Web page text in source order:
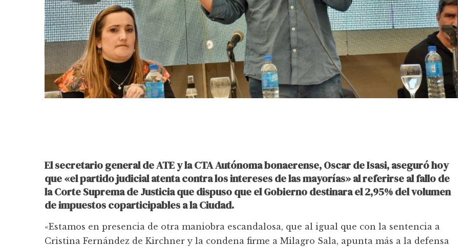
El secretario general de ATE y la CTA Autónoma bonaerense, Oscar de Isasi, aseguró hoy
que «el partido judicial atenta contra los intereses de las mayorías» al referirse al fallo de
la Corte Suprema de Justicia que dispuso que el Gobierno destinara el 2,95% del volumen
de impuestos coparticipables a la Ciudad.
«Estamos en presencia de otra maniobra escandalosa, que al igual que con la sentencia a
Cristina Fernández de Kirchner y la condena firme a Milagro Sala, apunta más a la defensa